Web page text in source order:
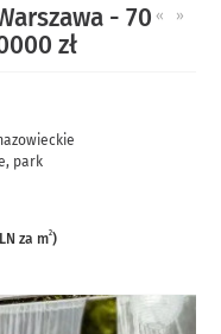
« »
- 70
zł
park
za m2)